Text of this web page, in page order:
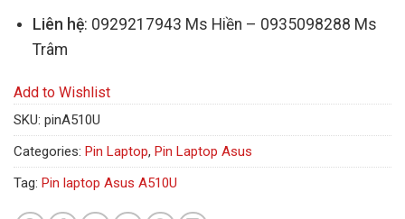
Liên hệ: 0929217943 Ms Hiền – 0935098288 Ms
Trâm
Add to Wishlist
SKU: pinA510U
Categories: Pin Laptop, Pin Laptop Asus
Tag: Pin laptop Asus A510U